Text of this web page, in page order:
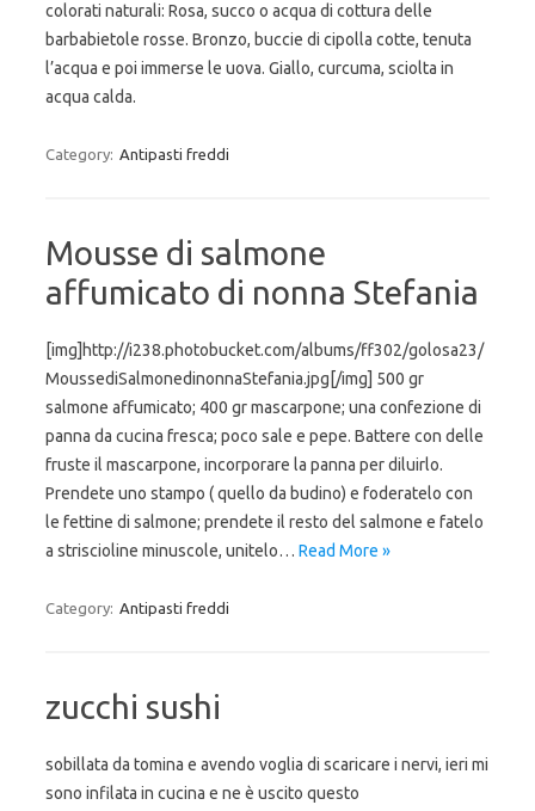
colorati naturali: Rosa, succo o acqua di cottura delle
barbabietole rosse. Bronzo, buccie di cipolla cotte, tenuta
l’acqua e poi immerse le uova. Giallo, curcuma, sciolta in
acqua calda.
Category: Antipasti freddi
Mousse di salmone
affumicato di nonna Stefania
[img]http://i238.photobucket.com/albums/ff302/golosa23/
MoussediSalmonedinonnaStefania.jpg[/img] 500 gr
salmone affumicato; 400 gr mascarpone; una confezione di
panna da cucina fresca; poco sale e pepe. Battere con delle
fruste il mascarpone, incorporare la panna per diluirlo.
Prendete uno stampo ( quello da budino) e foderatelo con
le fettine di salmone; prendete il resto del salmone e fatelo
a striscioline minuscole, unitelo… Read More »
Category: Antipasti freddi
zucchi sushi
sobillata da tomina e avendo voglia di scaricare i nervi, ieri mi
sono infilata in cucina e ne è uscito questo